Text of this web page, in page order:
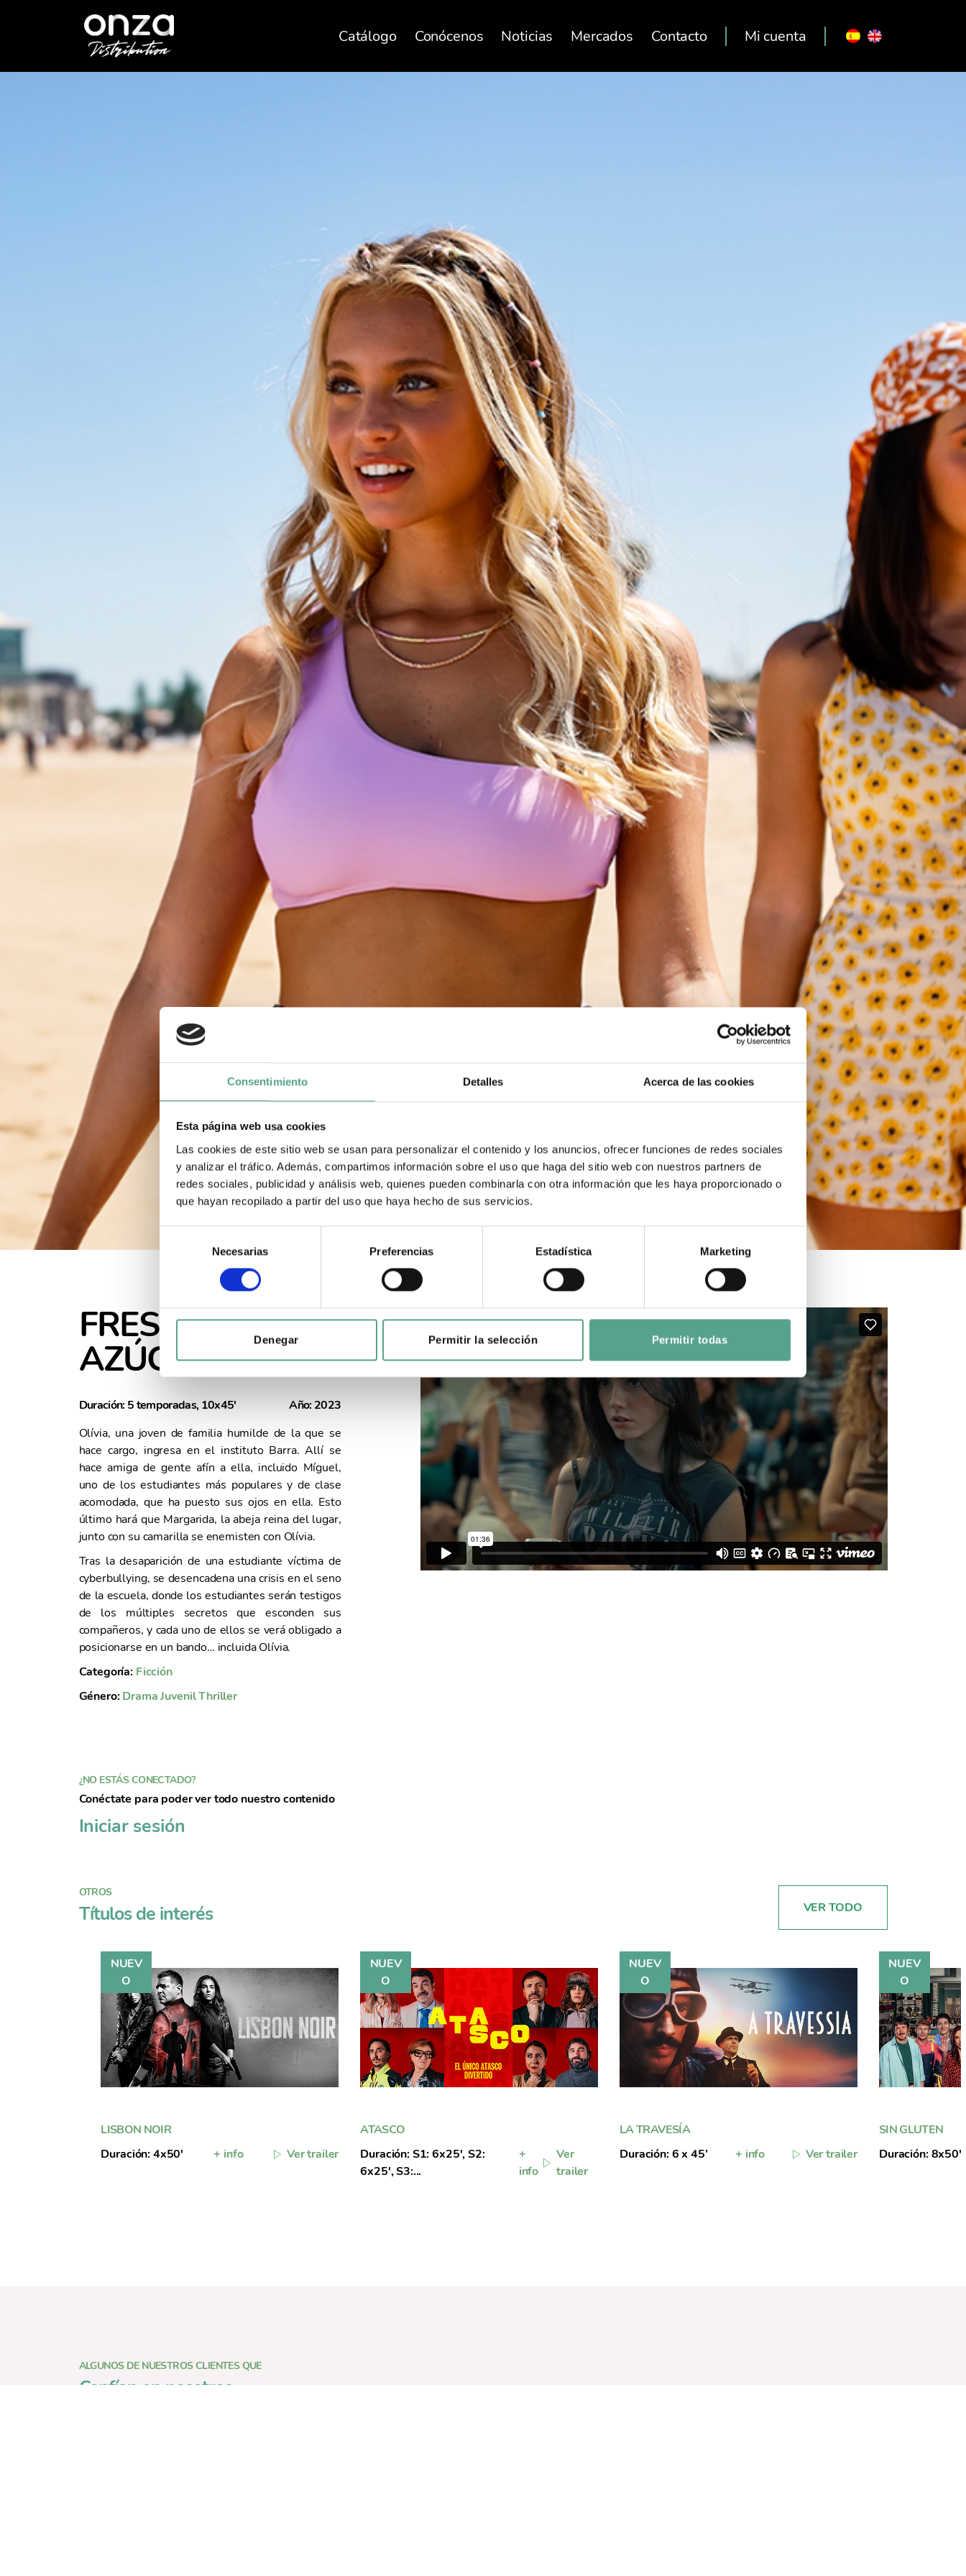
Consentimiento Detalles Acerca de las cookies
Esta página web usa cookies
Las cookies de este sitio web se usan para personalizar el contenido y los anuncios, ofrecer funciones de redes sociales
y analizar el tráfico. Además, compartimos información sobre el uso que haga del sitio web con nuestros partners de
redes sociales, publicidad y análisis web, quienes pueden combinarla con otra información que les haya proporcionado o
que hayan recopilado a partir del uso que haya hecho de sus servicios.
e
n
e
s
m
i
e
n
t
o
Necesarias Preferencias Estadística Marketing
Denegar Permitir la selección Permitir todas
Distribution
Catálogo Conócenos Noticias Mercados Contacto Mi cuenta
FRESAS CON
AZÚCAR
Duración: 5 temporadas, 10x45'
Año: 2023
Olívia, una joven de familia humilde de la que se
hace cargo, ingresa en el instituto Barra. Allí se
hace amiga de gente afín a ella, incluido Míguel,
uno de los estudiantes más populares y de clase
acomodada, que ha puesto sus ojos en ella. Esto
último hará que Margarida, la abeja reina del lugar,
junto con su camarilla se enemisten con Olívia.
Tras la desaparición de una estudiante víctima de
cyberbullying, se desencadena una crisis en el seno
de la escuela, donde los estudiantes serán testigos
de los múltiples secretos que esconden sus
compañeros, y cada uno de ellos se verá obligado a
posicionarse en un bando… incluida Olívia.
Categoría: Ficción
Género: DramaJuvenilThriller
¿NO ESTÁS CONECTADO?
Conéctate para poder ver todo nuestro contenido
Iniciar sesión
OTROS
Títulos de interés VER TODO
LISBON NOIR
Duración: 4x50'
+ info Ver trailer
ATASCO
Duración: S1: 6x25', S2:
6x25', S3:...
+
info
Ver
trailer
LA TRAVESÍA
Duración: 6 x 45’
+ info Ver trailer
SIN GLUTEN
Duración: 8x50'
ALGUNOS DE NUESTROS CLIENTES QUE
Confían en nosotros